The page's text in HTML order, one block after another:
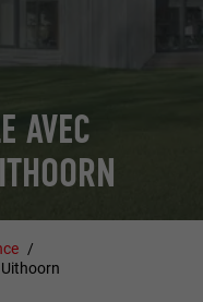
AVEC